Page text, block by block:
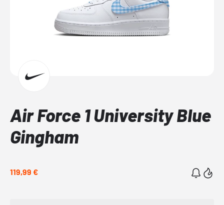
Air Force 1 University Blue
Gingham
119,99 €